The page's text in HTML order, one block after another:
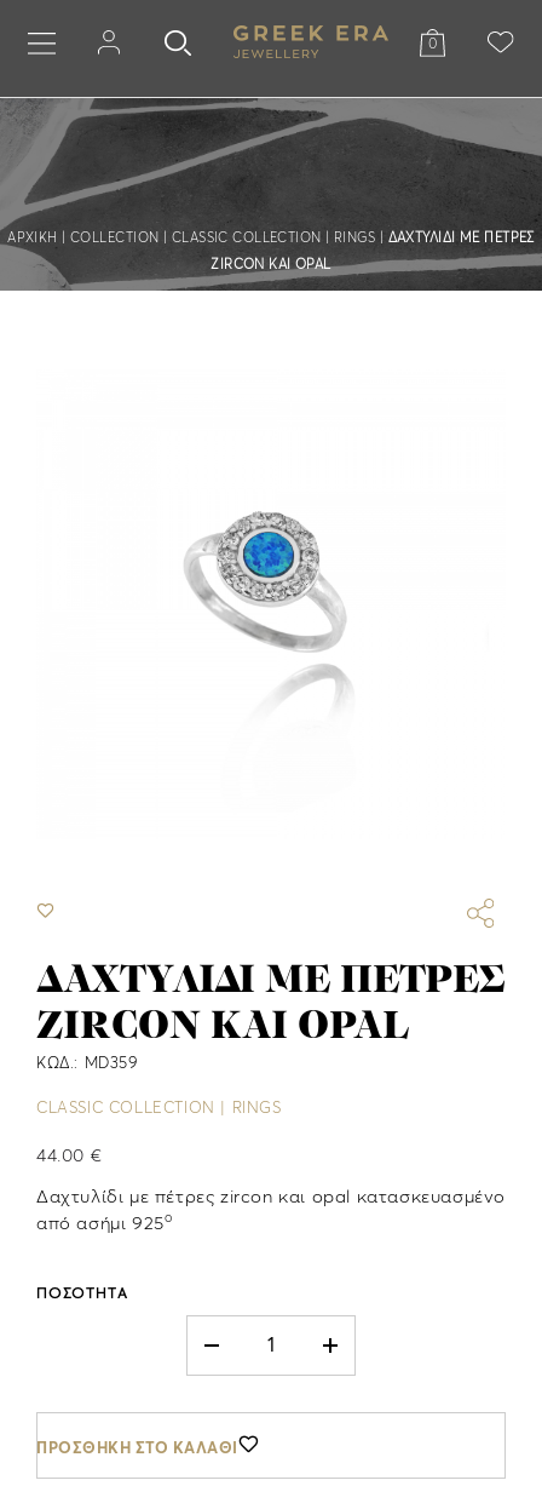
0
ΑΡΧΙΚΗ |COLLECTION CLASSIC COLLECTION RINGS
ΔΑΧΤΥΛΙΔΙ ΜΕ ΠΕΤΡΕΣ
ZIRCON KAI OPAL
ΔΑΧΤΥΛΙΔΙ ΜΕ ΠΕΤΡΕΣ
ZIRCON KAI OPAL
ΚΩΔ.: MD359
CLASSIC COLLECTION | RINGS
44.00 €
Δαχτυλίδι με πέτρες zircon και opal κατασκευασμένο
από ασήμι 925ο
ΠΟΣΟΤΗΤΑ
ΠΡΟΣΘΗΚΗ ΣΤΟ ΚΑΛΑΘΙ